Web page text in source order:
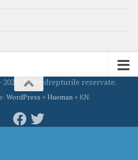
Toate drepturile rezervate.
WordPress +Hueman+ KN.